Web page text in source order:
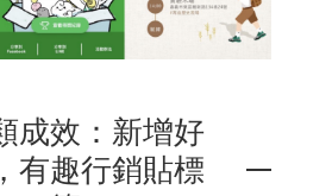
成效：新增好
有趣行銷貼標